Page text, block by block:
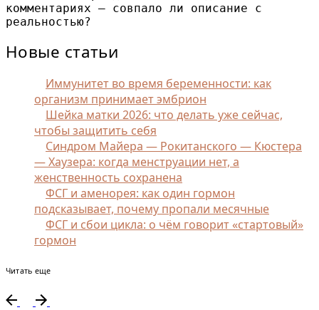
комментариях — совпало ли описание с
реальностью?
Новые статьи
Иммунитет во время беременности: как
организм принимает эмбрион
Шейка матки 2026: что делать уже сейчас,
чтобы защитить себя
Синдром Майера — Рокитанского — Кюстера
— Хаузера: когда менструации нет, а
женственность сохранена
ФСГ и аменорея: как один гормон
подсказывает, почему пропали месячные
ФСГ и сбои цикла: о чём говорит «стартовый»
гормон
Читать еще